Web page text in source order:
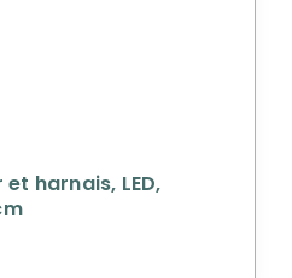
harnais, LED,